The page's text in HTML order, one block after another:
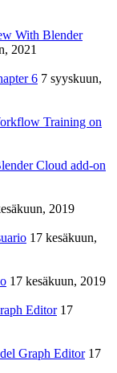
With Blender
2021
6 7 syyskuun,
Training on
Cloud add-on
2019
17 kesäkuun,
17 kesäkuun, 2019
Editor 17
Graph Editor 17